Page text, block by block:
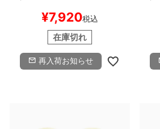
¥7,920税込
在庫切れ
再入荷お知らせ